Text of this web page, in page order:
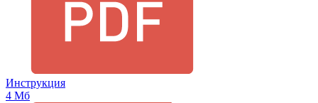
Инструкция
4 Мб